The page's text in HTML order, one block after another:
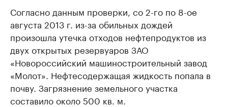
Согласно данным проверки, со 2-го по 8-ое
августа 2013 г. из-за обильных дождей
произошла утечка отходов нефтепродуктов из
двух открытых резервуаров ЗАО
«Новороссийский машиностроительный завод
«Молот». Нефтесодержащая жидкость попала в
почву. Загрязнение земельного участка
составило около 500 кв. м.